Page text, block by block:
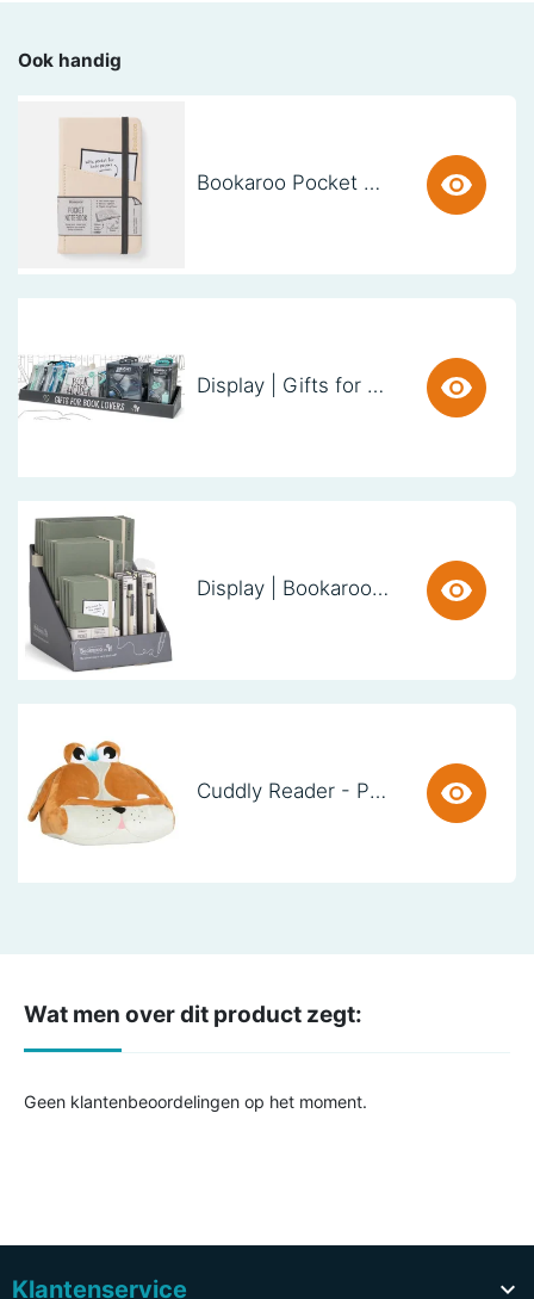
Ook handig
Bookaroo Pocket Notebook (A6) - CREAM
Display | Gifts for Book Lovers (60cm)
Display | Bookaroo Notebook & Pen - Fern
Cuddly Reader - Puppy Pete
Wat men over dit product zegt:
Geen klantenbeoordelingen op het moment.
Klantenservice 